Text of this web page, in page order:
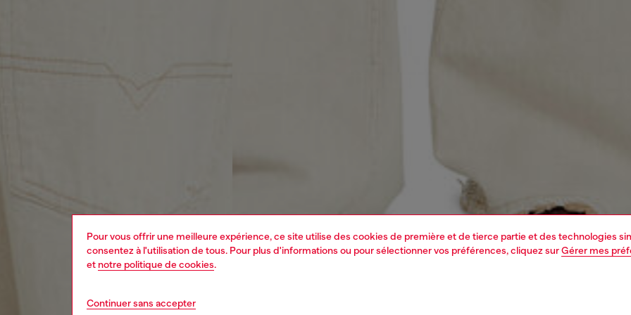
Pour vous offrir une meilleure expérience, ce site utilise des cookies de première et de tierce partie et des technologies
consentez à l'utilisation de tous. Pour plus d'informations ou pour sélectionner vos préférences, cliquez surGérer mes
et notre politique de cookies.
Continuer sans accepter